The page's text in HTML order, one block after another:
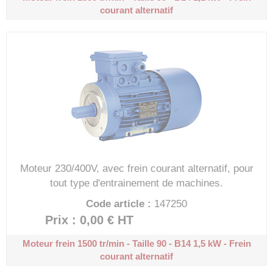
courant alternatif
Moteur 230/400V, avec frein courant alternatif, pour
tout type d'entrainement de machines.
Code article : 147250
Prix : 0,00 € HT
Moteur frein 1500 tr/min - Taille 90 - B141,5 kW - Frein
courant alternatif